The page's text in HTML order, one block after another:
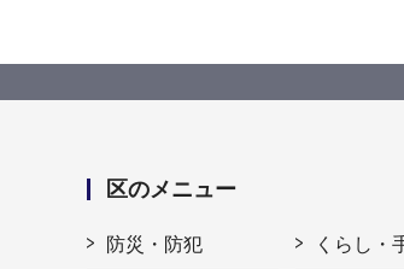
区のメニュー
防災・防犯 くらし・